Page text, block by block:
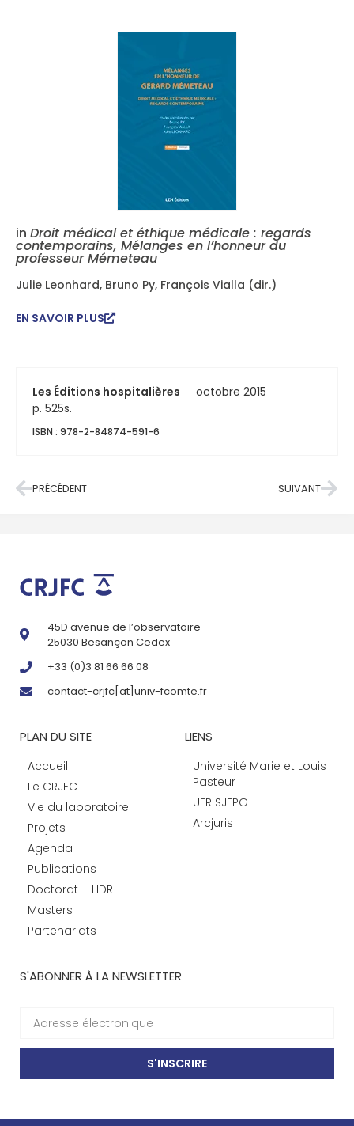
in Droit médical et éthique médicale : regards
contemporains, Mélanges en l’honneur du
professeur Mémeteau
Julie Leonhard, Bruno Py, François Vialla (dir.)
EN SAVOIR PLUS
Les Éditions hospitalières
octobre 2015
p. 525s.
ISBN : 978-2-84874-591-6
PRÉCÉDENT SUIVANT
45D avenue de l’observatoire
25030 Besançon Cedex
+33 (0)3 81 66 66 08
contact-crjfc[at]univ-fcomte.fr
PLAN DU SITE
Accueil
Le CRJFC
Vie du laboratoire
Projets
Agenda
Publications
Doctorat – HDR
Masters
Partenariats
LIENS
Université Marie et Louis
Pasteur
UFR SJEPG
Arcjuris
S'ABONNER À LA NEWSLETTER
S'INSCRIRE